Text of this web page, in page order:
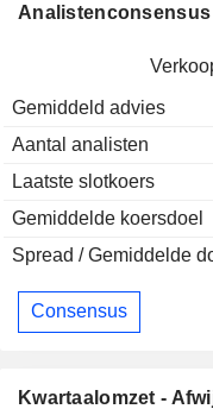
Analistenconsensus
Gemiddeld advies
Aantal analisten
Laatste slotkoers
Gemiddelde koersdoel
Spread / Gemiddelde
Consensus
Kwartaalomzet -